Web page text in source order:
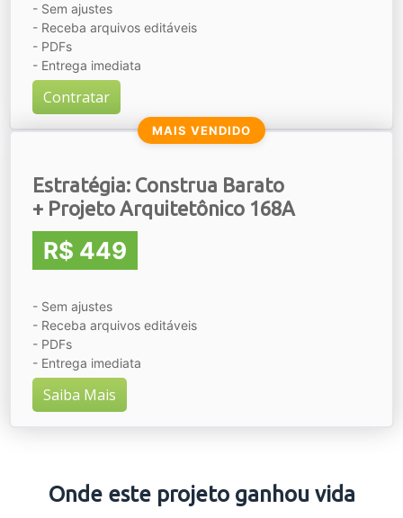
- Sem ajustes
- Receba arquivos editáveis
- PDFs
- Entrega imediata
Contratar
MAIS VENDIDO
Estratégia: Construa Barato
+ Projeto Arquitetônico 168A
R$ 449
- Sem ajustes
- Receba arquivos editáveis
- PDFs
- Entrega imediata
Saiba Mais
Onde este projeto ganhou vida